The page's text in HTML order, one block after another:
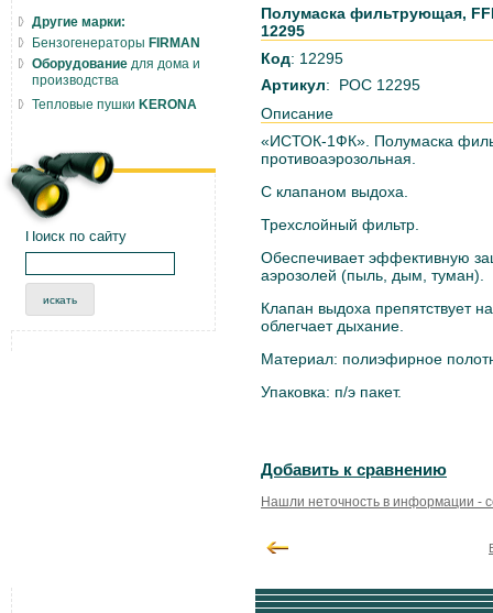
Полумаска фильтрующая,
12295
Код: 12295
Артикул: РОС 12295
Описание
«ИСТОК-1ФК». Полумаска
противоаэрозольная.
С клапаном выдоха.
Трехслойный фильтр.
Обеспечивает эффективную
аэрозолей (пыль, дым, туман).
Клапан выдоха препятствует
облегчает дыхание.
Материал: полиэфирное
Упаковка: п/э пакет.
Добавить к сравнению
Нашли неточность в информации -
Другие марки:
Бензогенераторы FIRMAN
Оборудование для дома и
производства
Тепловые пушки KERONA
Поиск по сайту